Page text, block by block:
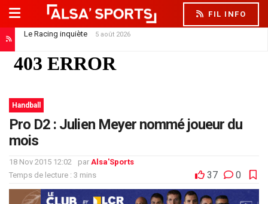
FIL INFO
Le Racing inquiète 5 août 2026
Handball
Pro D2 : Julien Meyer nommé joueur du
mois
18 Nov 2015 12:02 par Alsa'Sports
Temps de lecture : 3 mins
37 0